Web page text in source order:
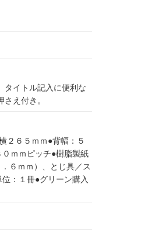
タイトル記入に便利な
え付き。
２６５ｍｍ●背幅：５
ｍｍピッチ●樹脂製紙
６ｍｍ）、とじ具／ス
：１冊●グリーン購入